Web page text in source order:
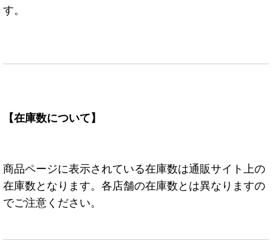
す。
【在庫数について】
商品ページに表示されている在庫数は通販サイト上の
在庫数となります。各店舗の在庫数とは異なりますの
でご注意ください。